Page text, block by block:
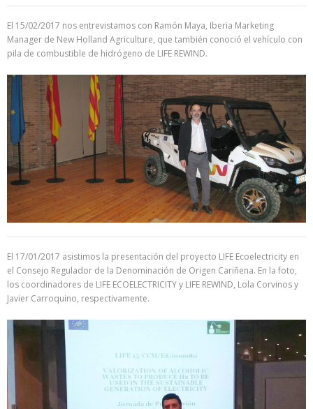
El 15/02/2017 nos entrevistamos con Ramón Maya, Iberia Marketing
Manager de New Holland Agriculture, que también conoció el vehículo con
pila de combustible de hidrógeno de LIFE REWIND.
El 17/01/2017 asistimos la presentación del proyecto LIFE Ecoelectricity en
el Consejo Regulador de la Denominación de Origen Cariñena. En la foto,
los coordinadores de LIFE ECOELECTRICITY y LIFE REWIND, Lola Corvinos y
Javier Carroquino, respectivamente.